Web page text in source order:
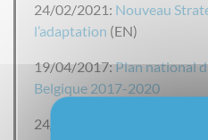
24/02/2021: Nouveau
l’adaptation (EN)
19/04/2017:Plan national
Belgique 2017-2020
24/10/2016:
Contribution